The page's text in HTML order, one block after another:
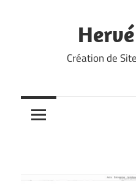
Création de